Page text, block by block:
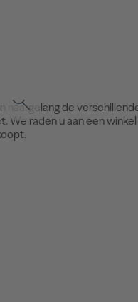
naargelang de
We raden u aan een